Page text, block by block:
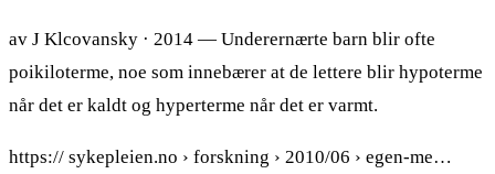
av J Klcovansky · 2014 — Underernærte barn blir ofte
poikiloterme, noe som innebærer at de lettere blir hypoterme
når det er kaldt og hyperterme når det er varmt.
https:// sykepleien.no › forskning › 2010/06 › egen-me…